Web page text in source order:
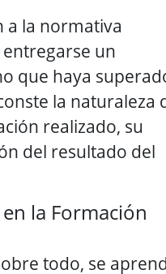
a la normativa
un
que haya
la naturaleza
realizado, su
del resultado del
la Formación
todo, se